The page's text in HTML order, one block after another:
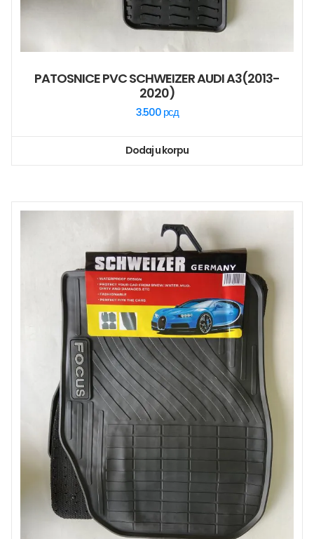
PATOSNICE PVC SCHWEIZER AUDI A3(2013-
2020)
3.500 рсд
Dodaj u korpu